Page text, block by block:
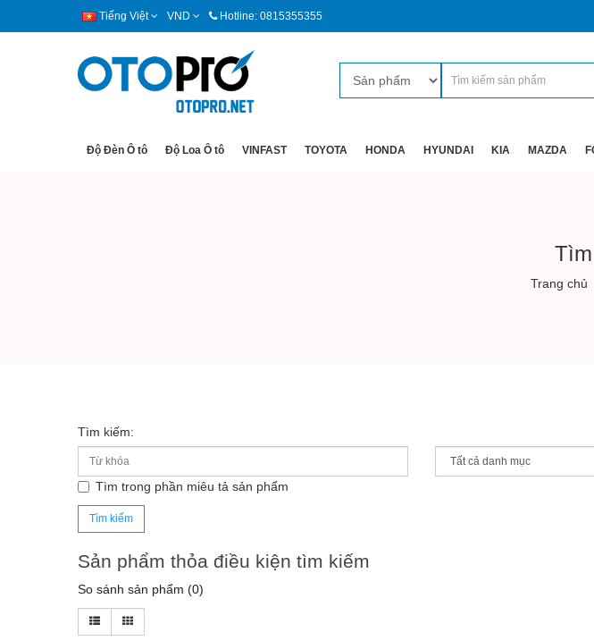
Tiếng Việt VND Hotline: 0815355355
Độ Đèn Ô tô Độ Loa Ô tô VINFAST TOYOTA HONDA HYUNDAI KIA MAZDA
Trang chủ
Tìm kiếm:
Tìm trong phần miêu tả sản phẩm
Sản phẩm thỏa điều kiện tìm kiếm
So sánh sản phẩm (0)